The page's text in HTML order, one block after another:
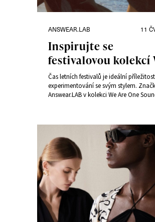
ANSWEAR.LAB 11
Inspirujte se
festivalovou kolekcí
Are One Sound od
Answear.LAB
Čas letních festivalů je ideální
experimentování se svým stylem.
Answear.LAB v kolekci We Are One
festivalové kolekci mluvíme o dialogu
generacemi žen,“ říká Sylwia
návrhářka značky.